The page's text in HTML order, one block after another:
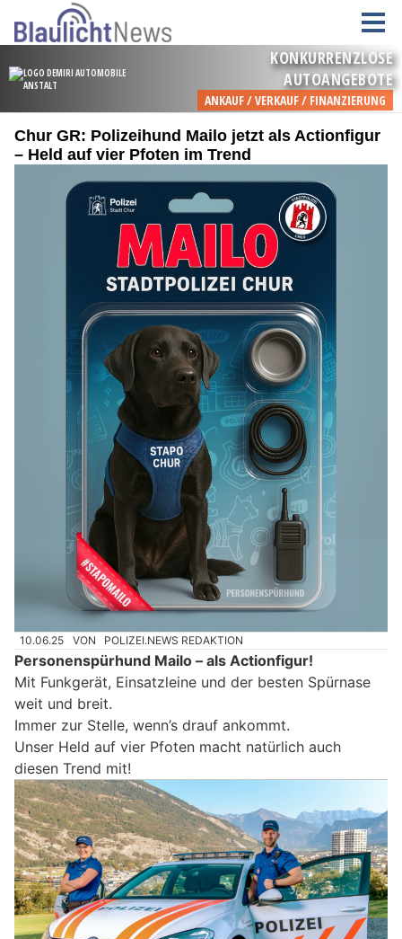
Chur GR: Polizeihund Mailo jetzt als Actionfigur
– Held auf vier Pfoten im Trend
10.06.25 VON POLIZEI.NEWS REDAKTION
Personenspürhund Mailo – als Actionfigur!
Mit Funkgerät, Einsatzleine und der besten Spürnase
weit und breit.
Immer zur Stelle, wenn’s drauf ankommt.
Unser Held auf vier Pfoten macht natürlich auch
diesen Trend mit!